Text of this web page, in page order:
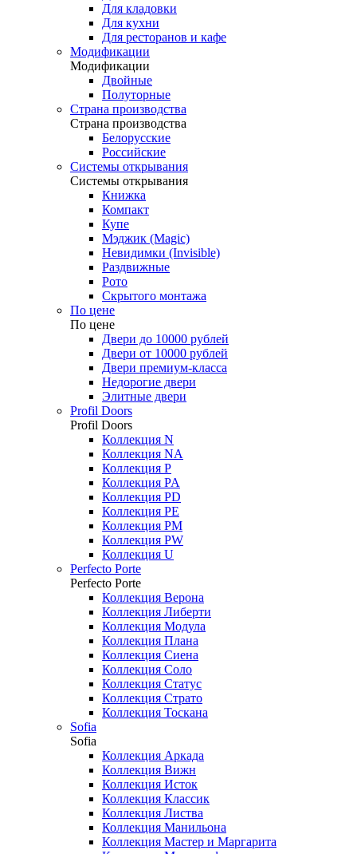
Для кладовки
Для кухни
Для ресторанов и кафе
Модификации
Модификации
Двойные
Полуторные
Страна производства
Страна производства
Белорусские
Российские
Системы открывания
Системы открывания
Книжка
Компакт
Купе
Мэджик (Magic)
Невидимки (Invisible)
Раздвижные
Рото
Скрытого монтажа
По цене
По цене
Двери до 10000 рублей
Двери от 10000 рублей
Двери премиум-класса
Недорогие двери
Элитные двери
Profil Doors
Profil Doors
Коллекция N
Коллекция NA
Коллекция P
Коллекция PA
Коллекция PD
Коллекция PE
Коллекция PM
Коллекция PW
Коллекция U
Perfecto Porte
Perfecto Porte
Коллекция Верона
Коллекция Либерти
Коллекция Модула
Коллекция Плана
Коллекция Сиена
Коллекция Соло
Коллекция Статус
Коллекция Страто
Коллекция Тоскана
Sofia
Sofia
Коллекция Аркада
Коллекция Вижн
Коллекция Исток
Коллекция Классик
Коллекция Листва
Коллекция Манильона
Коллекция Мастер и Маргарита